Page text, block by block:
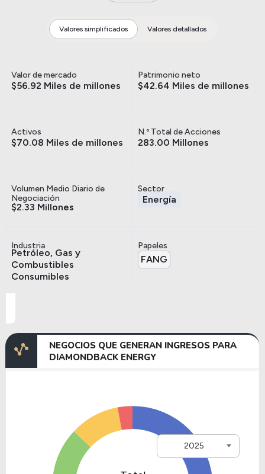
Valores simplificados Valores detallados
Valor de mercado
$56.92 Miles de millones
Patrimonio neto
$42.64 Miles de millones
Activos
$70.08 Miles de millones
N.º Total de Acciones
283.00 Millones
Volumen Medio Diario de
Negociación
$2.33 Millones
Sector
Energía
Industria
Petróleo, Gas y
Combustibles
Consumibles
Papeles
FANG
NEGOCIOS QUE GENERAN INGRESOS PARA
DIAMONDBACK ENERGY
2025